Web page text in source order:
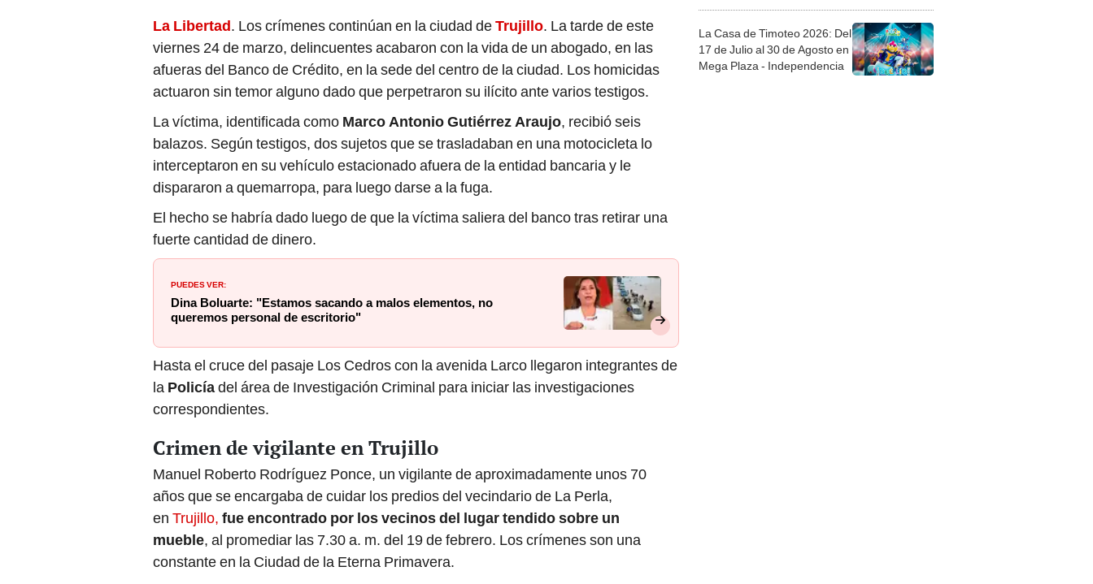
La Libertad. Los crímenes continúan en la ciudad deTrujillo. La tarde de este
viernes 24 de marzo, delincuentes acabaron con la vida de un abogado, en las
afueras del Banco de Crédito, en la sede del centro de la ciudad. Los homicidas
actuaron sin temor alguno dado que perpetraron su ilícito ante varios testigos.
La víctima, identificada como Marco Antonio Gutiérrez Araujo, recibió seis
balazos. Según testigos, dos sujetos que se trasladaban en una motocicleta lo
interceptaron en su vehículo estacionado afuera de la entidad bancaria y le
dispararon a quemarropa, para luego darse a la fuga.
El hecho se habría dado luego de que la víctima saliera del banco tras retirar una
fuerte cantidad de dinero.
PUEDES VER:
Dina Boluarte: "Estamos sacando a malos elementos, no
queremos personal de escritorio"
Hasta el cruce del pasaje Los Cedros con la avenida Larco llegaron integrantes de
la Policíadel área de Investigación Criminal para iniciar las investigaciones
correspondientes.
Crimen de vigilante en Trujillo
Manuel Roberto Rodríguez Ponce, un vigilante de aproximadamente unos 70
años que se encargaba de cuidar los predios del vecindario de La Perla,
en Trujillo, fue encontrado por los vecinos del lugartendido sobre un
mueble, al promediar las 7.30 a. m. del 19 de febrero. Los crímenes son una
constante en la Ciudad de la Eterna Primavera.
La Casa de Timoteo 2026: Del
17 de Julio al 30 de Agosto en
Mega Plaza - Independencia